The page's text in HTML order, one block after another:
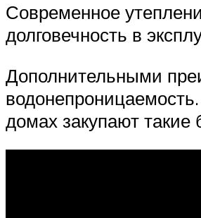
Современное
долговечность в
Дополнительными
домах закупают